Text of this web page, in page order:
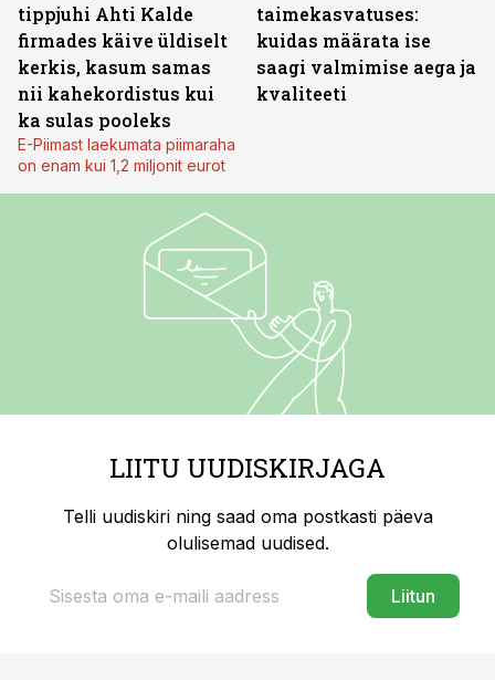
tippjuhi Ahti Kalde
firmades käive üldiselt
kerkis, kasum samas
nii kahekordistus kui
ka sulas pooleks
E-Piimast laekumata piimaraha
on enam kui 1,2 miljonit eurot
taimekasvatuses:
kuidas määrata ise
saagi valmimise aega ja
kvaliteeti
LIITU UUDISKIRJAGA
Telli uudiskiri ning saad oma postkasti päeva
olulisemad uudised.
Liitun